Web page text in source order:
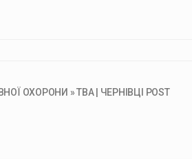
ОХОРОНИ » ТВА | ЧЕРНІВЦІ POST